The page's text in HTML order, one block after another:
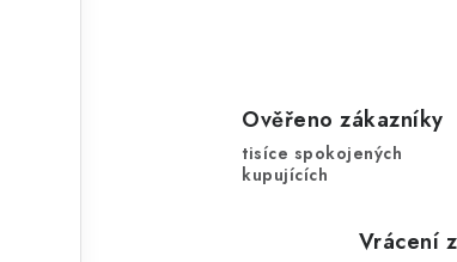
Ověřeno zákazníky
tisíce spokojených
kupujících
Vrácení